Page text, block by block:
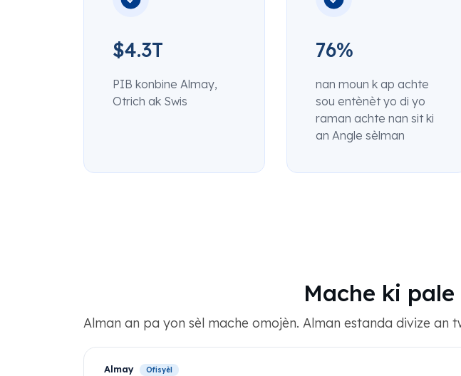
$4.3T
PIB konbine Almay,
Otrich ak Swis
76%
nan moun k ap achte
sou entènèt yo di yo
raman achte nan sit ki
an Angle sèlman
Mache ki
Alman an pa yon sèl mache omojèn. Alman estanda divize
Almay Ofisyèl